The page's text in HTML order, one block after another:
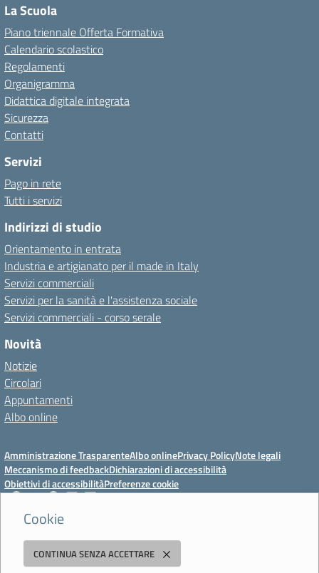
Cookie
CONTINUA SENZA ACCETTARE
La Scuola
Piano triennale Offerta Formativa
Calendario scolastico
Regolamenti
Organigramma
Didattica digitale integrata
Sicurezza
Contatti
Servizi
Pago in rete
Tutti i servizi
Indirizzi di studio
Orientamento in entrata
Industria e artigianato per il made in Italy
Servizi commerciali
Servizi per la sanità e l'assistenza sociale
Servizi commerciali - corso serale
Novità
Notizie
Circolari
Appuntamenti
Albo online
Amministrazione TrasparenteAlbo onlinePrivacy PolicyNote legali
Meccanismo di feedbackDichiarazioni di accessibilità
Obiettivi di accessibilitàPreferenze cookie
Istituto Professionale Statale Socio-Commerciale-Artigianale "Cattaneo -
Deledda"